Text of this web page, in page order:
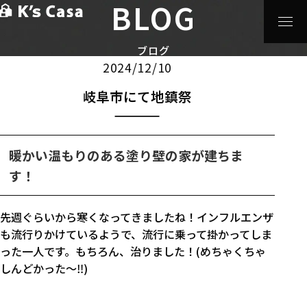
BLOG
ブログ
注文住宅> 岐阜市にて地鎮祭
2024/12/10
岐阜市にて地鎮祭
暖かい温もりのある塗り壁の家が建ちま
す！
先週ぐらいから寒くなってきましたね！インフルエンザ
も流行りかけているようで、流行に乗って掛かってしま
った一人です。もちろん、治りました！(めちゃくちゃ
しんどかった～‼)